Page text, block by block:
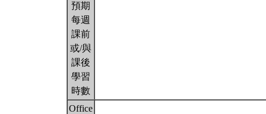
預期
每週
課前
或/與
課後
學習
時數
Office